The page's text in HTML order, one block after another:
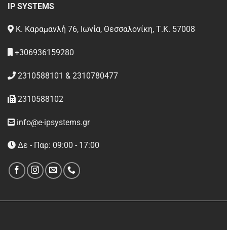
IP SYSTEMS
Κ. Καραμανλή 76, Ιωνία, Θεσσαλονίκη, Τ.Κ. 57008
+306936159280
2310588101 & 2310780477
2310588102
info@e-ipsystems.gr
Δε - Παρ: 09:00 - 17:00